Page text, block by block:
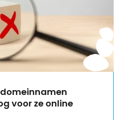
voor ze online